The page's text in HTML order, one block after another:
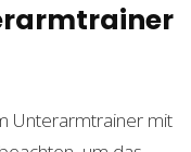
Unterarmtrainer mit